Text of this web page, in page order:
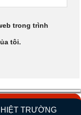
trong trình
tôi.
TRƯỜNG